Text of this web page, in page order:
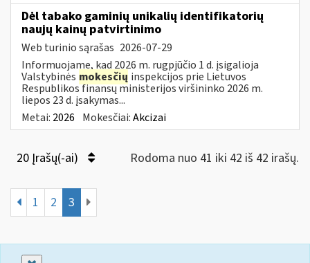
Dėl tabako gaminių unikalių identifikatorių
naujų kainų patvirtinimo
Web turinio sąrašas 2026-07-29
Informuojame, kad 2026 m. rugpjūčio 1 d. įsigalioja
Valstybinės mokesčių inspekcijos prie Lietuvos
Respublikos finansų ministerijos viršininko 2026 m.
liepos 23 d. įsakymas...
Metai: 2026 Mokesčiai:Akcizai
20 Įrašų(-ai) Rodoma nuo 41 iki 42 iš 42 irašų.
1 2 3